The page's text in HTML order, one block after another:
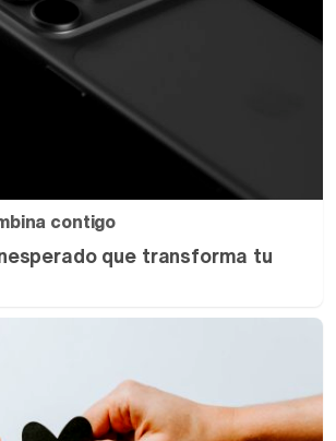
contigo
que transforma tu